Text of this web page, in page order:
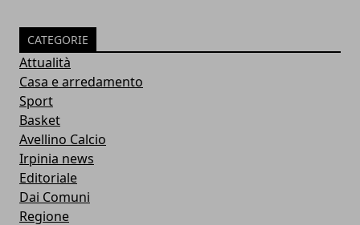
CATEGORIE
Attualità
Casa e arredamento
Sport
Basket
Avellino Calcio
Irpinia news
Editoriale
Dai Comuni
Regione